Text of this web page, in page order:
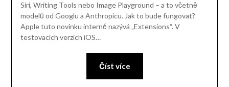
Siri, Writing Tools nebo Image Playground – a to včetně
modelů od Googlu a Anthropicu. Jak to bude fungovat?
Apple tuto novinku interně nazývá „Extensions“. V
testovacích verzích iOS…
Číst více